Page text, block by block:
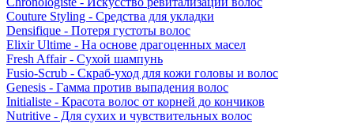
Couture Styling - Средства для укладки
Densifique - Потеря густоты волос
Elixir Ultime - На основе драгоценных масел
Fresh Affair - Сухой шампунь
Fusio-Scrub - Скраб-уход для кожи головы и волос
Genesis - Гамма против выпадения волос
Initialiste - Красота волос от корней до кончиков
Nutritive - Для сухих и чувствительных волос